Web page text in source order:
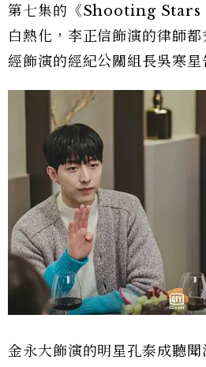
第七集的《Shooting Stars
白熱化，李正信飾演的律師
經飾演的經紀公關組長吳寒星
金永大飾演的明星孔泰成聽